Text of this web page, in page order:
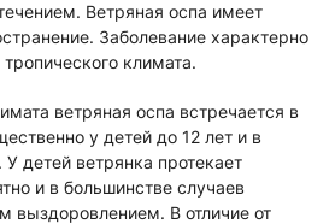
Ветряная оспа имеет
Заболевание характерно
климата.
ветряная оспа встречается в
у детей до 12 лет и в
детей ветрянка протекает
и в большинстве случаев
выздоровлением. В отличие от